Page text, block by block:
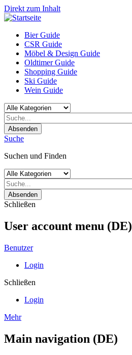
Direkt zum Inhalt
Bier Guide
CSR Guide
Möbel & Design Guide
Oldtimer Guide
Shopping Guide
Ski Guide
Wein Guide
Absenden
Suche
Suchen und Finden
Absenden
Schließen
User account menu (DE)
Benutzer
Login
Schließen
Login
Mehr
Main navigation (DE)